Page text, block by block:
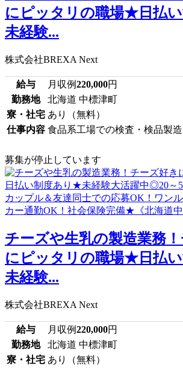
にピッタリの職場★日払
未経験...
株式会社BREXA Next
給与 月収例220,000円
勤務地
北海道 中標津町
寮・社宅 あり（無料）
仕事内容 食品系工場での検査・検品製
募集が停止しています
チーズや生乳の製造業務
にピッタリの職場★日払
未経験...
株式会社BREXA Next
給与 月収例220,000円
勤務地
北海道 中標津町
寮・社宅 あり（無料）